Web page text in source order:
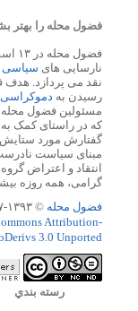
فضول محله را بهتر
نارسایی های سیاسی
نقد می پردازد.
رسیدن به دموکراسی
مسئولین فضول محله
که در راستای کمک
گفتارش مورد ستایش و
مبنای سیاست
انتقاد و اعتراض
گرامی، همه روزه بیشتر از ۱۰،۰۰۰ نفر از این سایت
فضول محله © ۱۳۹۳-۱۳۸۷ -
Attribution-
3.0 Unported
رسته بندي